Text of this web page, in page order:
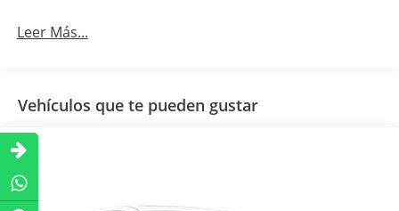
Leer Más...
Vehículos que te pueden gustar